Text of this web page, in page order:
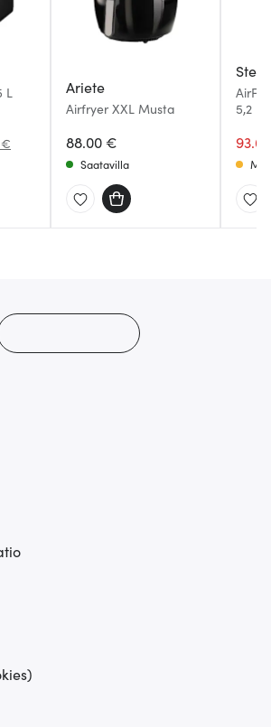
heidän palvelujaan.
L
Ariete
Airfryer XXL Musta
88.00 €
Saatavilla
5,2 L